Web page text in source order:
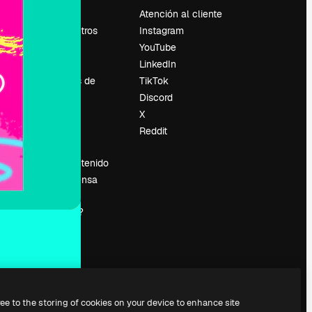
Sobre nosotros
Tendencias de
Vender contenido
Sala de prensa
magnific.ai?
Atención al cliente
Instagram
YouTube
LinkedIn
TikTok
Discord
X
Reddit
to the storing of cookies on your device to enhance site